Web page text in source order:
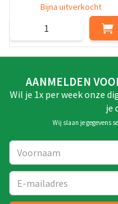
Bijna uitverkocht
AANMELDEN
Wil je 1x per week onze
je
Wij slaan je gegevens